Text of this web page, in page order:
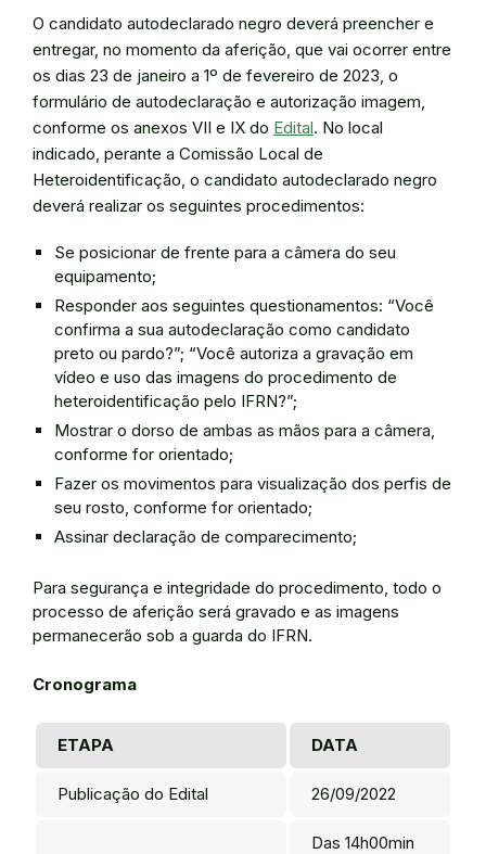
O candidato autodeclarado negro deverá preencher e
entregar, no momento da aferição, que vai ocorrer entre
os dias 23 de janeiro a 1º de fevereiro de 2023, o
formulário de autodeclaração e autorização imagem,
conforme os anexos VII e IX do Edital. No local
indicado, perante a Comissão Local de
Heteroidentificação, o candidato autodeclarado negro
deverá realizar os seguintes procedimentos:
Se posicionar de frente para a câmera do seu
equipamento;
Responder aos seguintes questionamentos: “Você
confirma a sua autodeclaração como candidato
preto ou pardo?”; “Você autoriza a gravação em
vídeo e uso das imagens do procedimento de
heteroidentificação pelo IFRN?”;
Mostrar o dorso de ambas as mãos para a câmera,
conforme for orientado;
Fazer os movimentos para visualização dos perfis de
seu rosto, conforme for orientado;
Assinar declaração de comparecimento;
Para segurança e integridade do procedimento, todo o
processo de aferição será gravado e as imagens
permanecerão sob a guarda do IFRN.
Cronograma
ETAPA DATA
Publicação do Edital 26/09/2022
Das 14h00min